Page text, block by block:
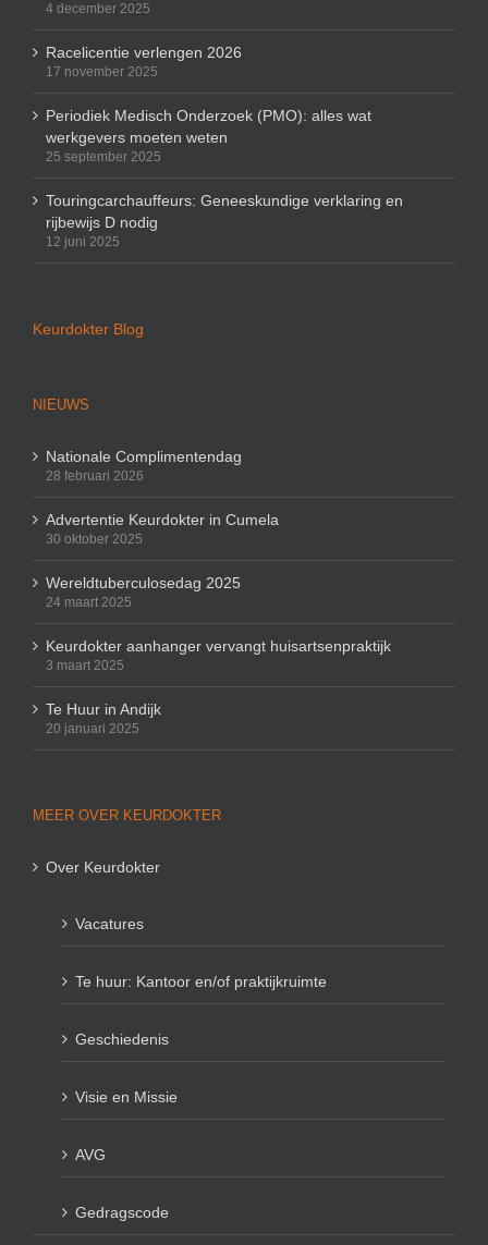
4 december 2025
Racelicentie verlengen 2026
17 november 2025
Periodiek Medisch Onderzoek (PMO): alles wat
werkgevers moeten weten
25 september 2025
Touringcarchauffeurs: Geneeskundige verklaring en
rijbewijs D nodig
12 juni 2025
Keurdokter Blog
NIEUWS
Nationale Complimentendag
28 februari 2026
Advertentie Keurdokter in Cumela
30 oktober 2025
Wereldtuberculosedag 2025
24 maart 2025
Keurdokter aanhanger vervangt huisartsenpraktijk
3 maart 2025
Te Huur in Andijk
20 januari 2025
MEER OVER KEURDOKTER
Over Keurdokter
Vacatures
Te huur: Kantoor en/of praktijkruimte
Geschiedenis
Visie en Missie
AVG
Gedragscode